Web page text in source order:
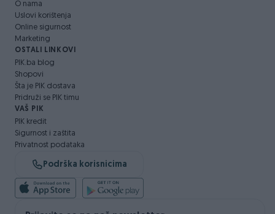
O nama
Uslovi korištenja
Online sigurnost
Marketing
OSTALI LINKOVI
PIK.ba blog
Shopovi
Šta je PIK dostava
Pridruži se PIK timu
VAŠ PIK
PIK kredit
Sigurnost i zaštita
Privatnost podataka
Podrška korisnicima